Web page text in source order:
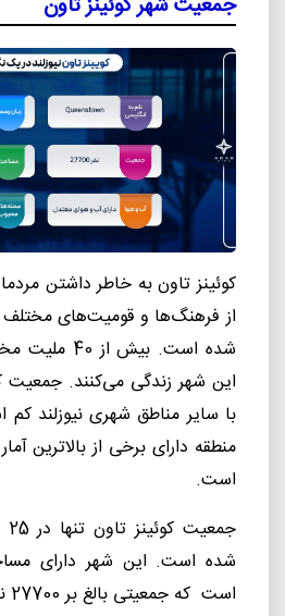
کوئینز تاون به‌ خاطر داشتن
از فرهنگ‌ها و قومیت‌های مختلف
شده است.
این شهر زندگی می‌کنند. جمعیت
با سایر مناطق شهری نیوزلند
منطقه دارای برخی از بالاترین
است.